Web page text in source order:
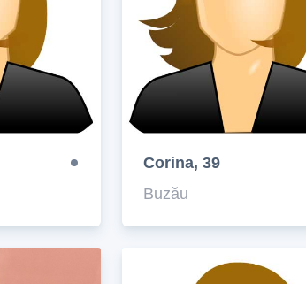
Corina, 39
Buzău